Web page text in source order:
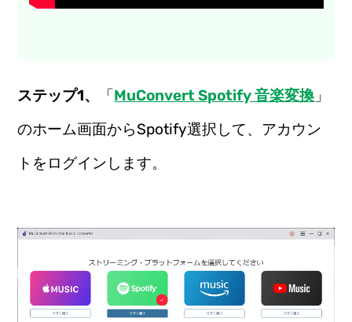
ステップ1、 「MuConvert Spotify 音楽変換 」
のホーム画面からSpotify選択して、アカウン
トをログインします。